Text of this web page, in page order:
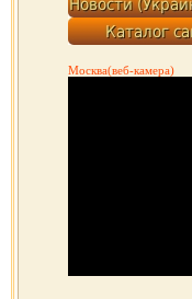
Москва(веб-камера)